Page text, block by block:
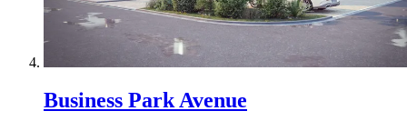
Business Park Avenue